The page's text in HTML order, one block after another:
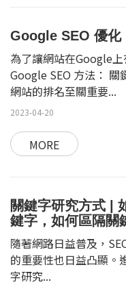
Google SEO 優化
為了讓網站在Google
Google SEO 方法： 關
網站的排名至關重要...
2023-04-20
MORE
關鍵字研究方式 |
鍵字，如何區隔關
隨著網路日益普及，
的重要性也日益凸顯。
字研究...